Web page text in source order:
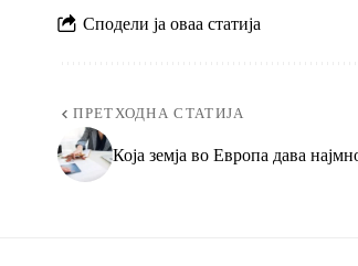
Сподели ја оваа статија
ПРЕТХОДНА СТАТИЈА
Која земја во Европа дава